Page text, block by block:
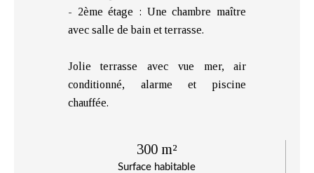
Surface habitable
300 m²
- 2ème étage : Une chambre maître
avec salle de bain et terrasse.
Jolie terrasse avec vue mer, air
conditionné, alarme et piscine
chauffée.